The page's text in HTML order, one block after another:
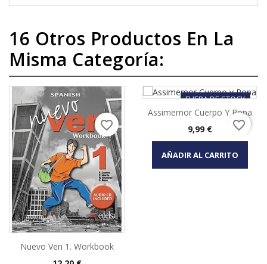
16 Otros Productos En La
Misma Categoría:
Nuevo Ven 1. Workbook
favorite_border
FUERA DE STOCK
Assimemor Cuerpo Y Ropa
Precio
9,99 €
AÑADIR AL CARRITO
favorite_border